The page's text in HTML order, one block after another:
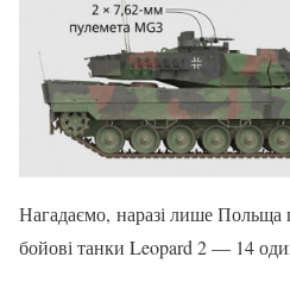
Нагадаємо, наразі лише Польща
бойові танки Leopard 2 — 14